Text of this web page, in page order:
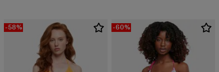
-58% -60%